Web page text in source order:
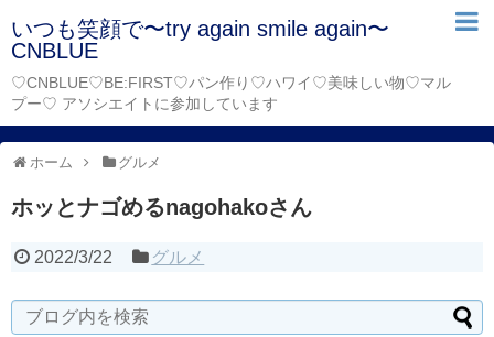
いつも笑顔で〜try again smile again〜
CNBLUE
♡CNBLUE♡BE:FIRST♡パン作り♡ハワイ♡美味しい物♡マル
プー♡ アソシエイトに参加しています
ホーム グルメ
ホッとナゴめるnagohakoさん
2022/3/22 グルメ